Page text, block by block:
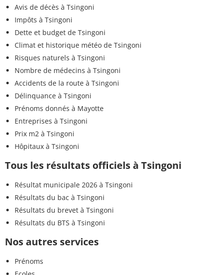
Avis de décès à Tsingoni
Impôts à Tsingoni
Dette et budget de Tsingoni
Climat et historique météo de Tsingoni
Risques naturels à Tsingoni
Nombre de médecins à Tsingoni
Accidents de la route à Tsingoni
Délinquance à Tsingoni
Prénoms donnés à Mayotte
Entreprises à Tsingoni
Prix m2 à Tsingoni
Hôpitaux à Tsingoni
Tous les résultats officiels à Tsingoni
Résultat municipale 2026 à Tsingoni
Résultats du bac à Tsingoni
Résultats du brevet à Tsingoni
Résultats du BTS à Tsingoni
Nos autres services
Prénoms